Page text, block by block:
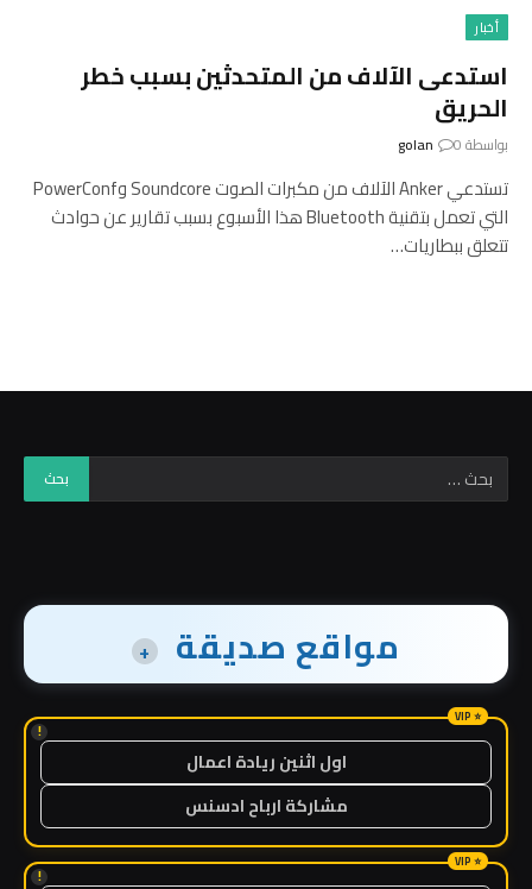
أخبار
استدعى الآلاف من المتحدثين بسبب خطر
الحريق
بواسطة golan 0
تستدعي Anker الآلاف من مكبرات الصوت Soundcore وPowerConf
التي تعمل بتقنية Bluetooth هذا الأسبوع بسبب تقارير عن حوادث
تتعلق ببطاريات…
مواقع صديقة +
!
اول اثنين ريادة اعمال
مشاركة ارباح ادسنس
!